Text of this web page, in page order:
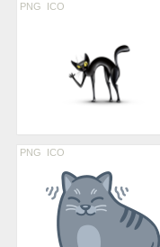
PNG ICO
PNG ICO